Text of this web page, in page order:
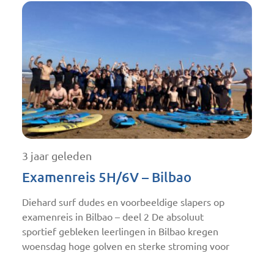
3 jaar geleden
Examenreis 5H/6V – Bilbao
Diehard surf dudes en voorbeeldige slapers op
examenreis in Bilbao – deel 2 De absoluut
sportief gebleken leerlingen in Bilbao kregen
woensdag hoge golven en sterke stroming voor